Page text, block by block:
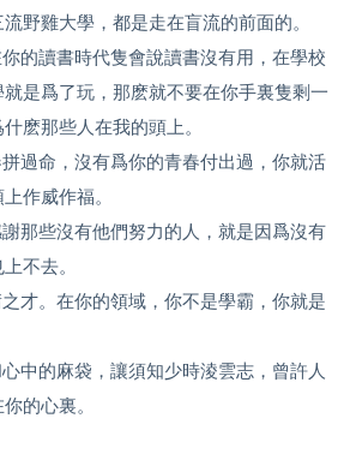
野雞大學，都是走在盲流的前面的。
的讀書時代隻會說讀書沒有用，在學校
是爲了玩，那麽就不要在你手裏隻剩一
麽那些人在我的頭上。
過命，沒有爲你的青春付出過，你就活
作威作福。
那些沒有他們努力的人，就是因爲沒有
不去。
才。在你的領域，你不是學霸，你就是
中的麻袋，讓須知少時淩雲志，曾許人
的心裏。